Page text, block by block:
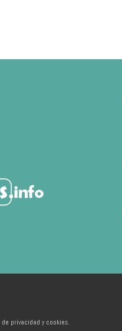
privacidad y cookies.
Inicio